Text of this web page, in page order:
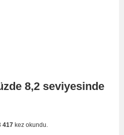
8,2 seviyesinde
417 kez okundu.